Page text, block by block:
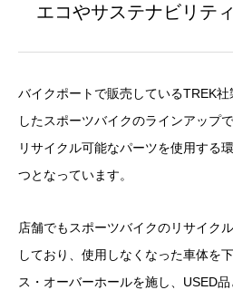
エコやサステナビリテ
バイクポートで販売しているTREK
したスポーツバイクのラインアップ
リサイクル可能なパーツを使用する
つとなっています。
店舗でもスポーツバイクのリサイク
しており、使用しなくなった車体を
ス・オーバーホールを施し、USED